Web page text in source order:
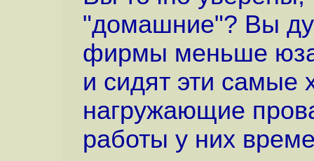
"домашние"? Вы
фирмы меньше
и сидят эти самые
нагружающие
работы у них